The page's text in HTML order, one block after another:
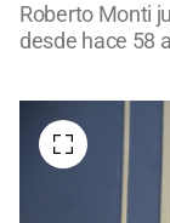
Roberto Monti
desde hace 58